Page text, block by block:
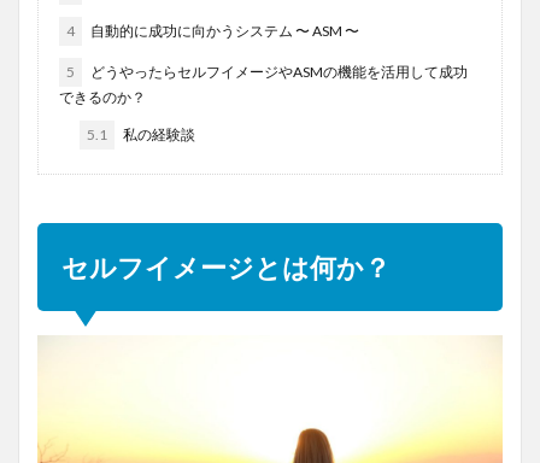
4 自動的に成功に向かうシステム 〜 ASM 〜
5
どうやったらセルフイメージやASMの機能を活用して成功
できるのか？
5.1 私の経験談
セルフイメージとは何か？